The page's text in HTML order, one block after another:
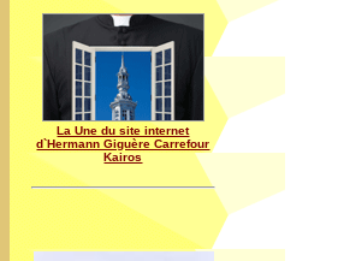
La Une du site internet
d`Hermann Giguère Carrefour
Kairos